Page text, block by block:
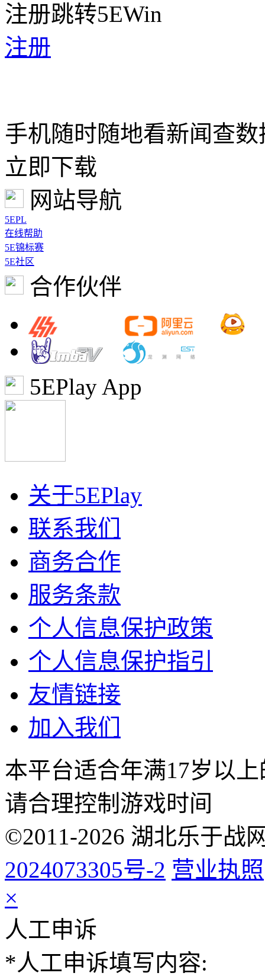
注册跳转5EWin
注册
手机随时随地看新闻查数
立即下载
网站导航
5EPL
在线帮助
5E锦标赛
5E社区
合作伙伴
5EPlay App
关于5EPlay
联系我们
商务合作
服务条款
个人信息保护政策
个人信息保护指引
友情链接
加入我们
本平台适合年满17岁以
请合理控制游戏时间
©2011-2026 湖北乐于战
2024073305号-2 营业执照
×
人工申诉
*人工申诉填写内容: